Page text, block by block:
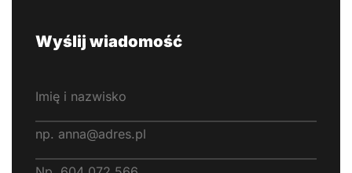
Wyślij wiadomość